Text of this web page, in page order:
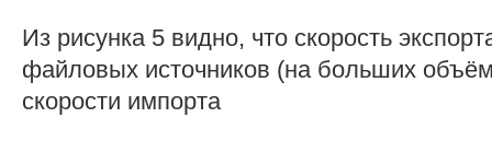
Из рисунка 5 видно, что скорость
файловых источников (на больших
скорости импорта